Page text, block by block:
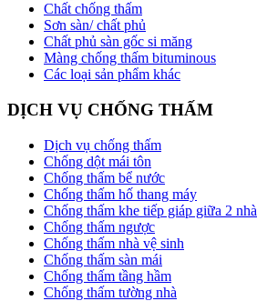
Chất chống thấm
Sơn sàn/ chất phủ
Chất phủ sàn gốc si măng
Màng chống thấm bituminous
Các loại sản phẩm khác
DỊCH VỤ CHỐNG THẤM
Dịch vụ chống thấm
Chống dột mái tôn
Chống thấm bể nước
Chống thấm hố thang máy
Chống thấm khe tiếp giáp giữa 2 nhà
Chống thấm ngược
Chống thấm nhà vệ sinh
Chống thấm sàn mái
Chống thấm tầng hầm
Chống thấm tường nhà